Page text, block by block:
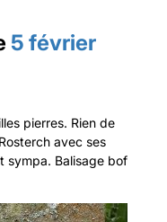
5 février
pierres. Rien de
avec ses
sympa. Balisage bof